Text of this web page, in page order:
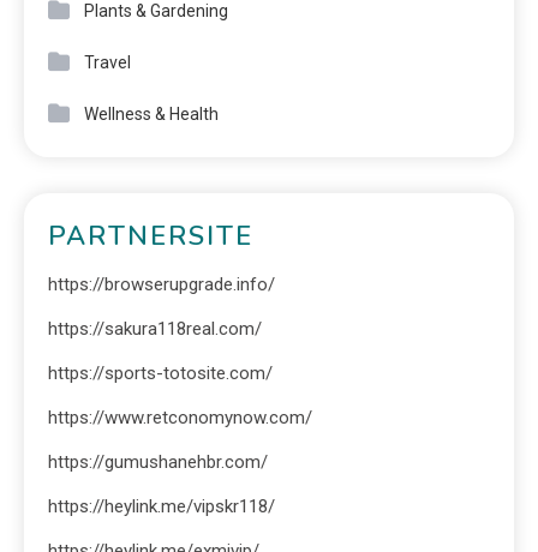
Plants & Gardening
Travel
Wellness & Health
PARTNERSITE
https://browserupgrade.info/
https://sakura118real.com/
https://sports-totosite.com/
https://www.retconomynow.com/
https://gumushanehbr.com/
https://heylink.me/vipskr118/